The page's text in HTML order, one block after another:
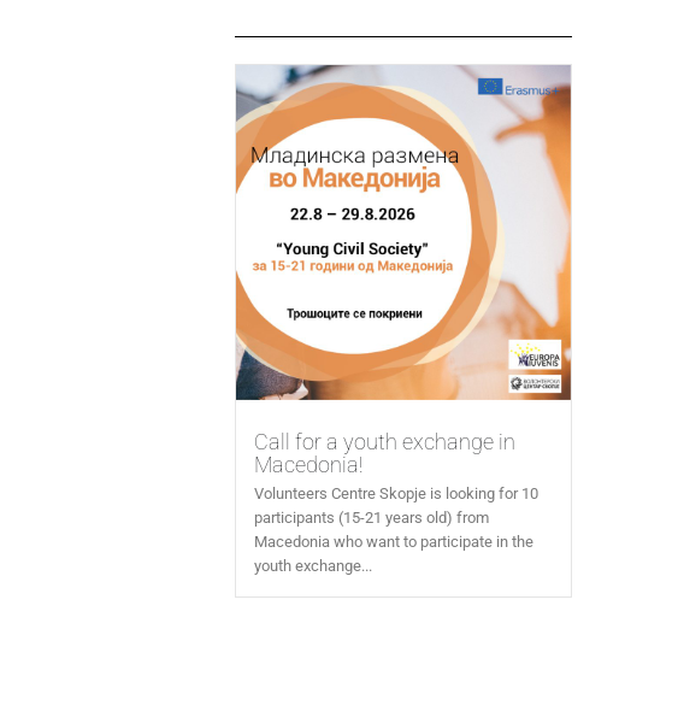
Call for a youth exchange in
Macedonia!
Volunteers Centre Skopje is looking for 10
participants (15-21 years old) from
Macedonia who want to participate in the
youth exchange...